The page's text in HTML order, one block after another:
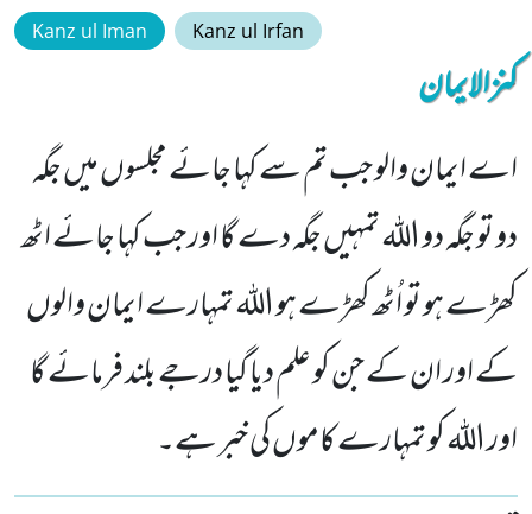
Kanz ul Iman Kanz ul Irfan
کنزالایمان
اے ایمان والو جب تم سے کہا جائے مجلسوں میں جگہ
دو تو جگہ دو اللہ تمہیں جگہ دے گا اور جب کہا جائے اٹھ
کھڑے ہو تو اُٹھ کھڑے ہو اللہ تمہارے ایمان والوں
کے اور ان کے جن کو علم دیا گیا درجے بلند فرمائے گا
اور اللہ کو تمہارے کاموں کی خبر ہے۔